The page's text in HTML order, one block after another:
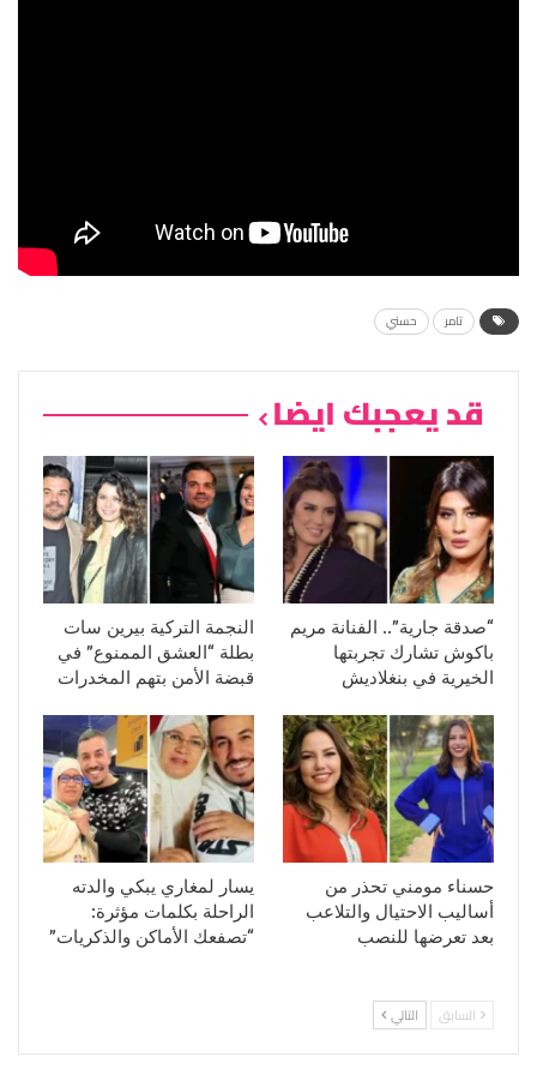
تامر حسني
قد يعجبك ايضا
“صدقة جارية”.. الفنانة مريم
باكوش تشارك تجربتها
الخيرية في بنغلاديش
النجمة التركية بيرين سات
بطلة “العشق الممنوع” في
قبضة الأمن بتهم المخدرات
حسناء مومني تحذر من
أساليب الاحتيال والتلاعب
بعد تعرضها للنصب
يسار لمغاري يبكي والدته
الراحلة بكلمات مؤثرة:
“تصفعك الأماكن والذكريات”
السابق التالي